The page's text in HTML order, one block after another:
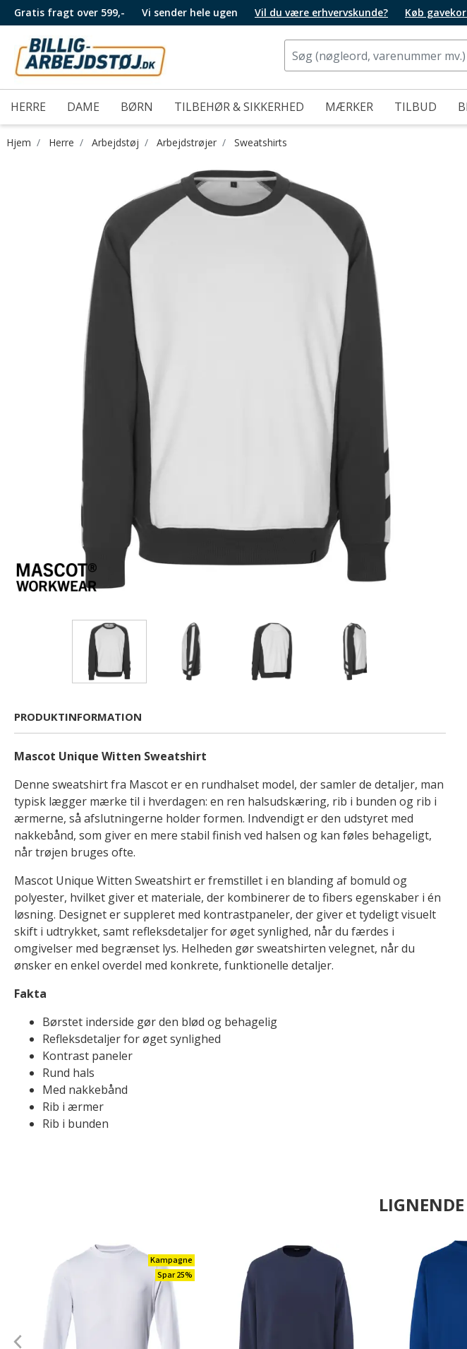
Gratis fragt over 599,- Vi sender hele ugen Vil du være erhvervskunde? Køb
HERRE DAME BØRN TILBEHØR & SIKKERHED MÆRKER TILBUD
Hjem Herre Arbejdstøj Arbejdstrøjer Sweatshirts
PRODUKTINFORMATION
Mascot Unique Witten Sweatshirt
Denne sweatshirt fra Mascot er en rundhalset model, der samler de detaljer, man
typisk lægger mærke til i hverdagen: en ren halsudskæring, rib i bunden og rib i
ærmerne, så afslutningerne holder formen. Indvendigt er den udstyret med
nakkebånd, som giver en mere stabil finish ved halsen og kan føles behageligt,
når trøjen bruges ofte.
Mascot Unique Witten Sweatshirt er fremstillet i en blanding af bomuld og
polyester, hvilket giver et materiale, der kombinerer de to fibers egenskaber i én
løsning. Designet er suppleret med kontrastpaneler, der giver et tydeligt visuelt
skift i udtrykket, samt refleksdetaljer for øget synlighed, når du færdes i
omgivelser med begrænset lys. Helheden gør sweatshirten velegnet, når du
ønsker en enkel overdel med konkrete, funktionelle detaljer.
Fakta
Børstet inderside gør den blød og behagelig
Refleksdetaljer for øget synlighed
Kontrast paneler
Rund hals
Med nakkebånd
Rib i ærmer
Rib i bunden
Kampagne
Spar 25%